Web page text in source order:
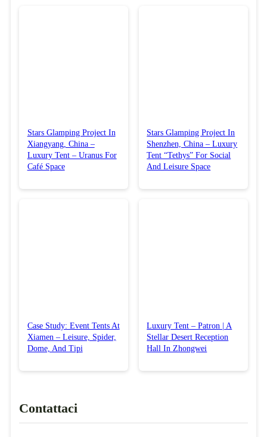
Stars Glamping Project In
Xiangyang, China –
Luxury Tent – Uranus For
Café Space
Stars Glamping Project In
Shenzhen, China – Luxury
Tent “Tethys” For Social
And Leisure Space
Case Study: Event Tents At
Xiamen – Leisure, Spider,
Dome, And Tipi
Luxury Tent – Patron | A
Stellar Desert Reception
Hall In Zhongwei
Contattaci